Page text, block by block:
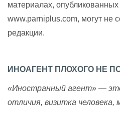
материалах, опубликованных
www.parniplus.com, могут не
редакции.
ИНОАГЕНТ ПЛОХОГО НЕ
«Иностранный агент» —
отличия, визитка человека,